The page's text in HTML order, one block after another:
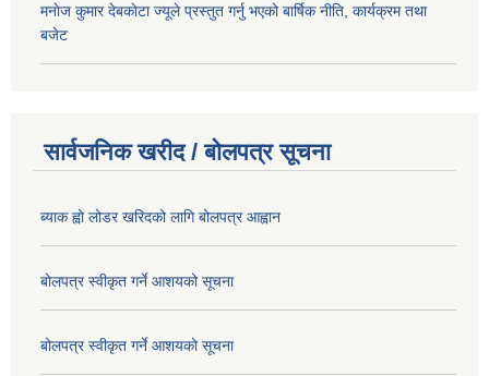
मनाेज कुमार देबकाेटा ज्यूले प्रस्तुत गर्नु भएको बार्षिक नीति, कार्यक्रम तथा
बजेट
सार्वजनिक खरीद / बोलपत्र सूचना
ब्याक ह्वो लोडर खरिदको लागि बोलपत्र आह्वान
बोलपत्र स्वीकृत गर्ने आशयको सूचना
बोलपत्र स्वीकृत गर्ने आशयको सूचना